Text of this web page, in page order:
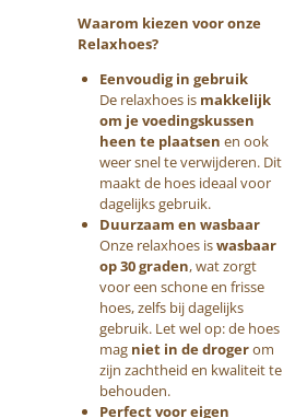
Waarom kiezen voor onze
Relaxhoes?
Eenvoudig in gebruik
De relaxhoes is makkelijk
om je voedingskussen
heen te plaatsen en ook
weer snel te verwijderen. Dit
maakt de hoes ideaal voor
dagelijks gebruik.
Duurzaam en wasbaar
Onze relaxhoes iswasbaar
op 30 graden, wat zorgt
voor een schone en frisse
hoes, zelfs bij dagelijks
gebruik. Let wel op: de hoes
mag niet in de drogerom
zijn zachtheid en kwaliteit te
behouden.
Perfect voor eigen